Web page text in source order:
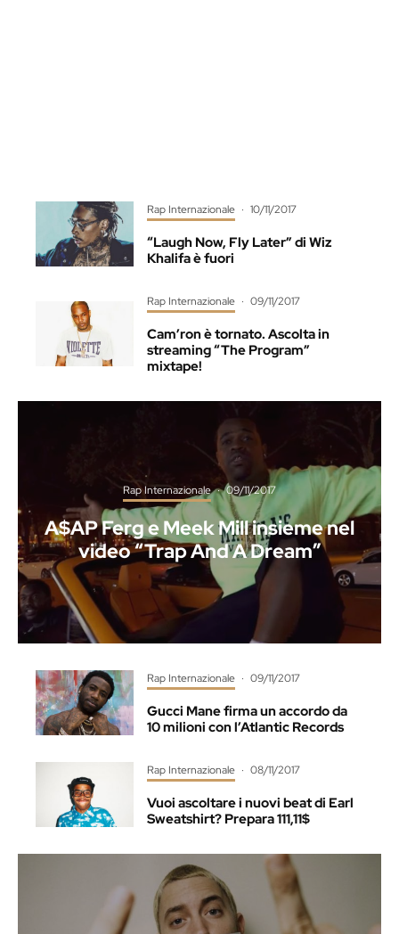
Rap Internazionale · 10/11/2017
“Laugh Now, Fly Later” di Wiz
Khalifa è fuori
Rap Internazionale · 09/11/2017
Cam’ron è tornato. Ascolta in
streaming “The Program”
mixtape!
Rap Internazionale · 09/11/2017
A$AP Ferg e Meek Mill insieme nel
video “Trap And A Dream”
Rap Internazionale · 09/11/2017
Gucci Mane firma un accordo da
10 milioni con l’Atlantic Records
Rap Internazionale · 08/11/2017
Vuoi ascoltare i nuovi beat di Earl
Sweatshirt? Prepara 111,11$